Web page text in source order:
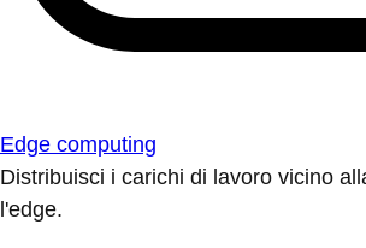
Edge computing
Distribuisci i carichi di lavoro vicino
l'edge.